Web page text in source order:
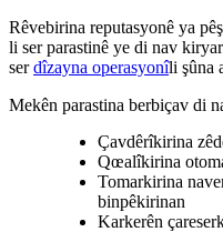
Rêvebirina reputasyonê ya
li ser parastinê ye di nav
serdîzayna operasyonîli şûna
Mekên parastina berbiçav di
Çavdêrîkirina
Qœalîkirina
Tomarkirina
binpêkirinan
Karkerên